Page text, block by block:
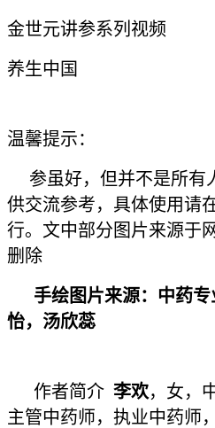
金世元讲参系列视频
养生中国
温馨提示：
参虽好，但并不是所有
供交流参考，具体使用请
行。文中部分图片来源于
删除
手绘图片来源：中药
怡，汤欣蕊
作者简介 李欢，女，
主管中药师，执业中药师